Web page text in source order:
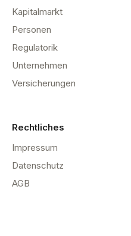
Kapitalmarkt
Personen
Regulatorik
Unternehmen
Versicherungen
Rechtliches
Impressum
Datenschutz
AGB